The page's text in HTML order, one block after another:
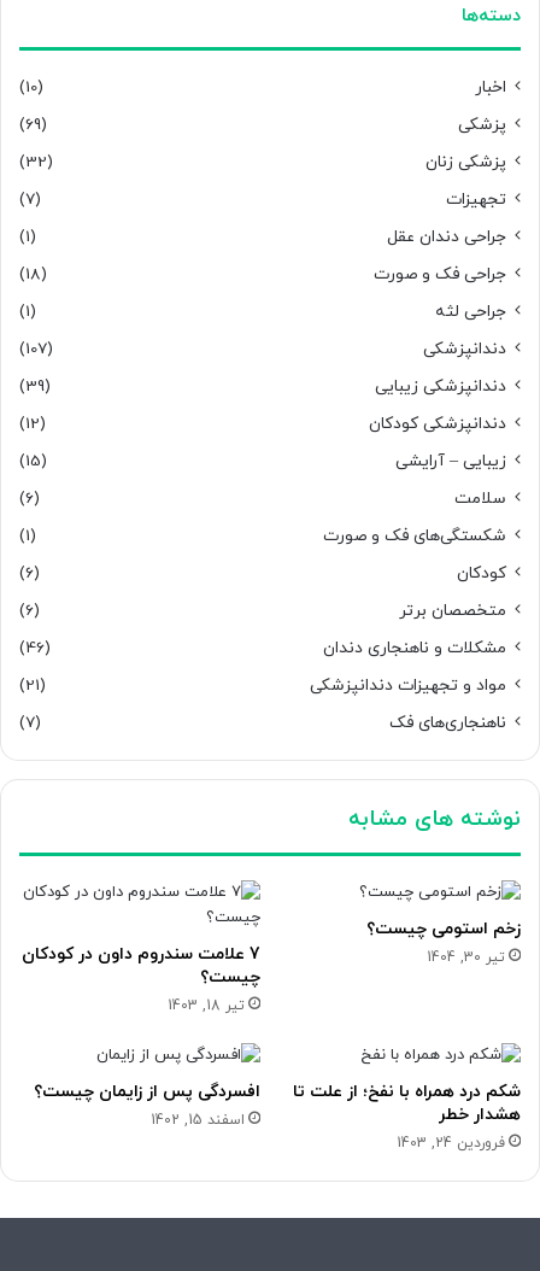
دسته‌ها
اخبار
(10)
پزشکی
(69)
پزشکی زنان
(32)
تجهیزات
(7)
جراحی دندان عقل
(1)
جراحی فک و صورت
(18)
جراحی لثه
(1)
دندانپزشکی
(107)
دندانپزشکی زیبایی
(39)
دندانپزشکی کودکان
(12)
زیبایی – آرایشی
(15)
سلامت
(6)
شکستگی‌های فک و صورت
(1)
کودکان
(6)
متخصصان برتر
(6)
مشکلات و ناهنجاری دندان
(46)
مواد و تجهیزات دندانپزشکی
(21)
ناهنجاری‌های فک
(7)
نوشته های مشابه
زخم استومی چیست؟
تیر 30, 1404
7 علامت سندروم داون در کودکان
چیست؟
تیر 18, 1403
شکم درد همراه با نفخ؛ از علت تا
هشدار خطر
فروردین 24, 1403
افسردگی پس از زایمان چیست؟
اسفند 15, 1402